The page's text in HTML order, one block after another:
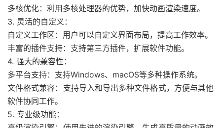
多核优化：利用多核处理器的优势，加快动画渲染速度。
3. 灵活的自定义：
自定义工作区：用户可以自定义界面布局，提高工作效率。
丰富的插件支持：支持第三方插件，扩展软件功能。
4. 强大的兼容性：
多平台支持：支持Windows、macOS等多种操作系统。
文件格式兼容：支持导入和导出多种文件格式，方便与其他
软件协同工作。
5. 专业级功能：